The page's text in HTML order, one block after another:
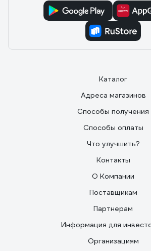
Каталог
Адреса магазинов
Способы получения
Способы оплаты
Что улучшить?
Контакты
О Компании
Поставщикам
Партнерам
Информация для
Организациям